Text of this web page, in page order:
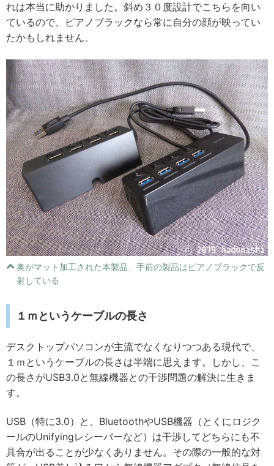
れは本当に助かりました。斜め３０度設計でこちらを向い
ているので、ピアノブラックなら常に自分の顔が映ってい
たかもしれません。
奥がマット加工された本製品、手前の製品はピアノブラックで反
射している
１ｍというケーブルの長さ
デスクトップパソコンが主流でなくなりつつある現代で、
１ｍというケーブルの長さは半端に思えます。しかし、こ
の長さがUSB3.0と無線機器との干渉問題の解決に生きま
す。
USB（特に3.0）と、BluetoothやUSB機器（とくにロジク
ールのUnifyingレシーバーなど）は干渉してどちらにも不
具合が出ることが少なくありません。その際の一般的な対